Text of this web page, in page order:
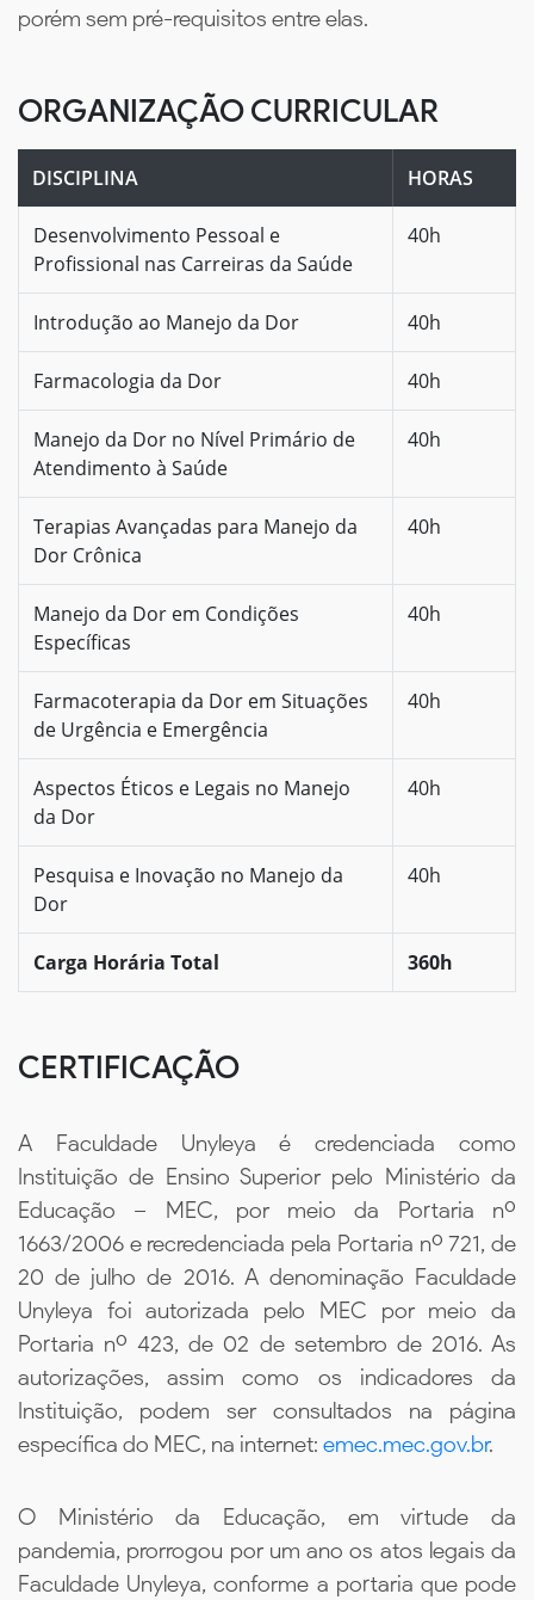
porém sem pré-requisitos entre elas.
ORGANIZAÇÃO CURRICULAR
DISCIPLINA HORAS
Desenvolvimento Pessoal e
Profissional nas Carreiras da Saúde
40h
Introdução ao Manejo da Dor 40h
Farmacologia da Dor 40h
Manejo da Dor no Nível Primário de
Atendimento à Saúde
40h
Terapias Avançadas para Manejo da
Dor Crônica
40h
Manejo da Dor em Condições
Específicas
40h
Farmacoterapia da Dor em Situações
de Urgência e Emergência
40h
Aspectos Éticos e Legais no Manejo
da Dor
40h
Pesquisa e Inovação no Manejo da
Dor
40h
Carga Horária Total 360h
CERTIFICAÇÃO
A Faculdade Unyleya é credenciada como
Instituição de Ensino Superior pelo Ministério da
Educação – MEC, por meio da Portaria nº
1663/2006 e recredenciada pela Portaria nº 721, de
20 de julho de 2016. A denominação Faculdade
Unyleya foi autorizada pelo MEC por meio da
Portaria nº 423, de 02 de setembro de 2016. As
autorizações, assim como os indicadores da
Instituição, podem ser consultados na página
específica do MEC, na internet: emec.mec.gov.br.
O Ministério da Educação, em virtude da
pandemia, prorrogou por um ano os atos legais da
Faculdade Unyleya, conforme a portaria que pode